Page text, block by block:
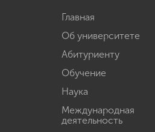
Главная
Об университете
Абитуриенту
Обучение
Наука
Международная
деятельность